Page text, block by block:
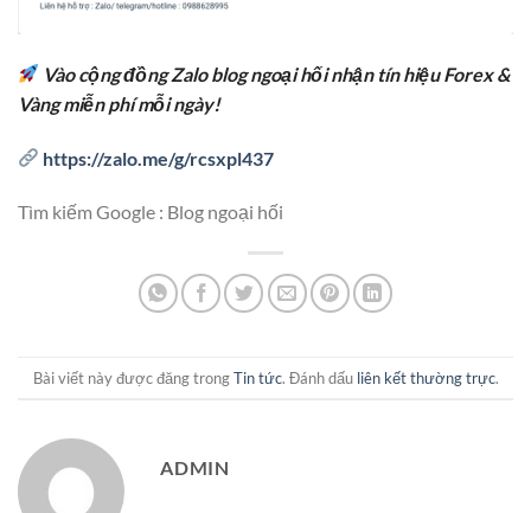
Vào cộng đồng Zalo blog ngoại hối nhận tín hiệu Forex &
Vàng miễn phí mỗi ngày!
https://zalo.me/g/rcsxpl437
Tìm kiếm Google : Blog ngoại hối
Bài viết này được đăng trongTin tức. Đánh dấu liên kết thường trực.
ADMIN